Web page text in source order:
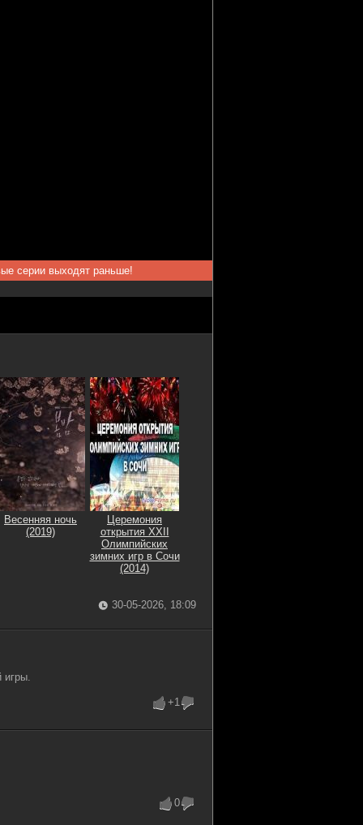
серии выходят раньше!
Весенняя ночь
(2019)
Церемония
открытия XXII
Олимпийских
зимних игр в Сочи
(2014)
30-05-2026, 18:09
игры.
+1
0